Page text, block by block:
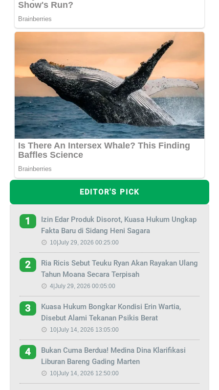
EDITOR'S PICK
1
Izin Edar Produk Disorot, Kuasa Hukum Ungkap
Fakta Baru di Sidang Heni Sagara
10|July 29, 2026 00:25:00
2
Ria Ricis Sebut Teuku Ryan Akan Rayakan Ulang
Tahun Moana Secara Terpisah
4|July 29, 2026 00:05:00
3
Kuasa Hukum Bongkar Kondisi Erin Wartia,
Disebut Alami Tekanan Psikis Berat
10|July 14, 2026 13:05:00
4
Bukan Cuma Berdua! Medina Dina Klarifikasi
Liburan Bareng Gading Marten
10|July 14, 2026 12:50:00